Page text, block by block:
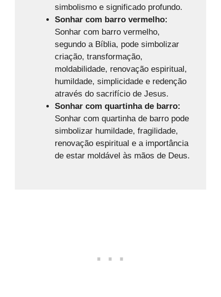
simbolismo e significado profundo.
Sonhar com barro vermelho:
Sonhar com barro vermelho,
segundo a Bíblia, pode simbolizar
criação, transformação,
moldabilidade, renovação espiritual,
humildade, simplicidade e redenção
através do sacrifício de Jesus.
Sonhar com quartinha de barro:
Sonhar com quartinha de barro pode
simbolizar humildade, fragilidade,
renovação espiritual e a importância
de estar moldável às mãos de Deus.